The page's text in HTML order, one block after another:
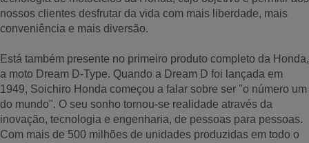
nossos clientes desfrutar da vida com mais liberdade, mais
conveniência e mais diversão.
Está também presente no primeiro produto completo da Honda,
a moto Dream D-Type. Quando a Dream D foi lançada em
1949, Soichiro Honda começou a falar sobre ser "o número um
do mundo". O seu sonho tornou-se realidade através da
inovação, tecnologia e engenharia, de pessoas para pessoas.
Com mais de 500 milhões de unidades produzidas em todo o